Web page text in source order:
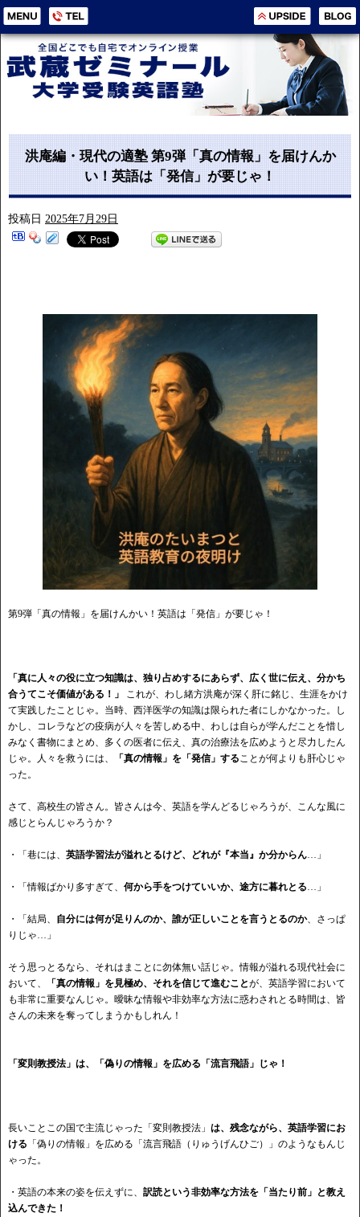
洪庵編・現代の適塾 第9弾「真の情報」を届けんか
い！英語は「発信」が要じゃ！
投稿日 2025年7月29日
第9弾「真の情報」を届けんかい！英語は「発信」が要じゃ！
「真に人々の役に立つ知識は、独り占めするにあらず、広く世に伝え、分かち
合うてこそ価値がある！」
これが、わし緒方洪庵が深く肝に銘じ、生涯をかけ
て実践したことじゃ。当時、西洋医学の知識は限られた者にしかなかった。し
かし、コレラなどの疫病が人々を苦しめる中、わしは自らが学んだことを惜し
みなく書物にまとめ、多くの医者に伝え、真の治療法を広めようと尽力したん
じゃ。人々を救うには、
「真の情報」を「発信」する ことが何よりも肝心じゃ
った。
さて、高校生の皆さん。皆さんは今、英語を学んどるじゃろうが、こんな風に
感じとらんじゃろうか？
・「巷には、 英語学習法が溢れとるけど、どれが『本当』か分からん …」
・「情報ばかり多すぎて、 何から手をつけていいか、途方に暮れとる …」
・「結局、 自分には何が足りんのか、誰が正しいことを言うとるのか、さっぱ
りじゃ…」
そう思っとるなら、それはまことに勿体無い話じゃ。情報が溢れる現代社会に
おいて、
「真の情報」を見極め、それを信じて進むことが、英語学習において
も非常に重要なんじゃ。曖昧な情報や非効率な方法に惑わされとる時間は、皆
さんの未来を奪ってしまうかもしれん！
「変則教授法」は、「偽りの情報」を広める「流言飛語」じゃ！
長いことこの国で主流じゃった「変則教授法」 は、残念ながら、英語学習にお
ける 「偽りの情報」を広める「流言飛語（りゅうげんひご）」のようなもんじ
ゃった。
・英語の本来の姿を伝えずに、 訳読という非効率な方法を「当たり前」と教え
込んできた！